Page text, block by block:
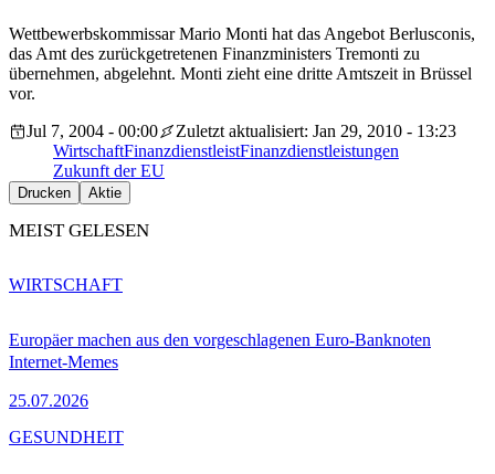
Wettbewerbskommissar Mario Monti hat das Angebot Berlusconis,
das Amt des zurückgetretenen Finanzministers Tremonti zu
übernehmen, abgelehnt. Monti zieht eine dritte Amtszeit in Brüssel
vor.
Jul 7, 2004 - 00:00
Zuletzt aktualisiert: Jan 29, 2010 - 13:23
WirtschaftFinanzdienstleistFinanzdienstleistungen
Zukunft der EU
Drucken Aktie
MEIST GELESEN
Europäer machen aus den vorgeschlagenen Euro-Banknoten
Internet-Memes
25.07.2026
WIRTSCHAFT
GESUNDHEIT